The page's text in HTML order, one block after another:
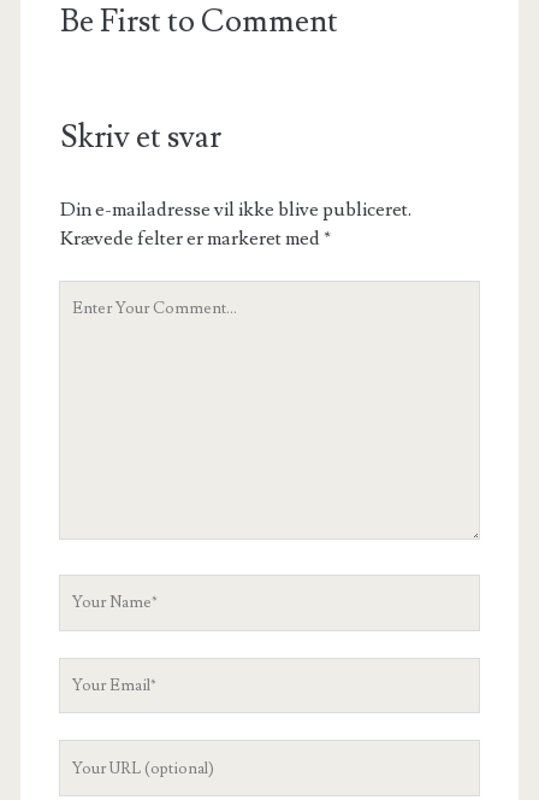
Be First to Comment
Skriv et svar
Din e-mailadresse vil ikke blive publiceret.
Krævede felter er markeret med*
Your